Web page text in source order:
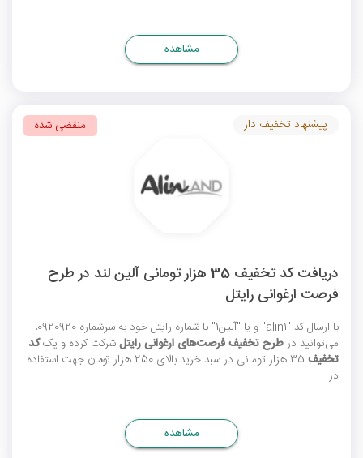
مشاهده
دریافت کد تخفیف 35 هزار تومانی آلین لند در طرح
فرصت ارغوانی رایتل
با ارسال کد "alin1" و یا "آلین1" با شماره رایتل خود به سرشماره 0920920،
می‌توانید درطرح تخفیف فرصت‌های ارغوانی رایتلشرکت کرده و یککد
تخفیف
35 هزار تومانی در سبد خرید بالای 250 هزار تومان جهت استفاده
در ...
پیشنهاد تخفیف دار منقضی شده
مشاهده